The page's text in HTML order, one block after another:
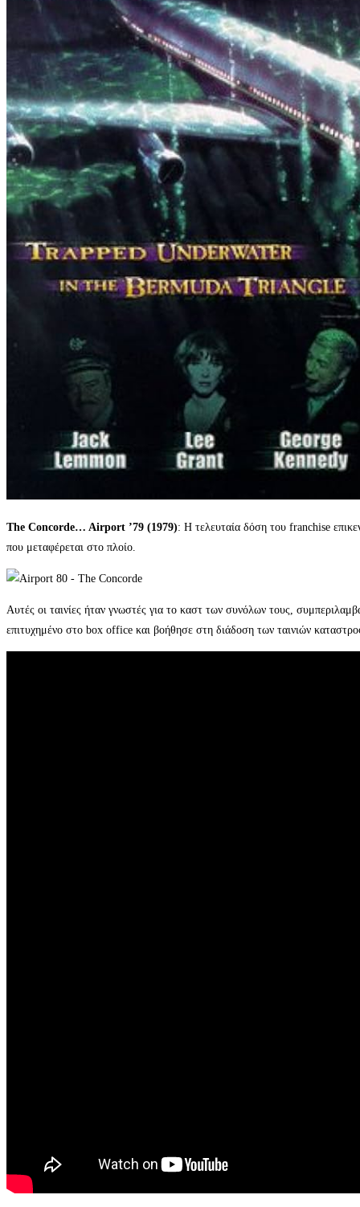
The Concorde… Airport ’79 (1979): Η τελευταία δόση του franchise
που μεταφέρεται στο πλοίο.
Αυτές οι ταινίες ήταν γνωστές για το καστ των συνόλων τους,
επιτυχημένο στο box office και βοήθησε στη διάδοση των ταινιών